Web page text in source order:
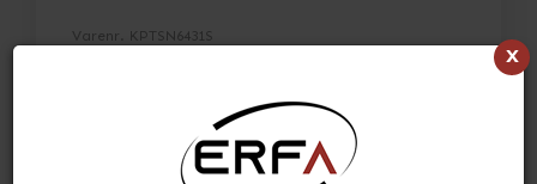
x
Varenr. KPTSN6431S
> Se fuld beskrivelse > Se specifikationer